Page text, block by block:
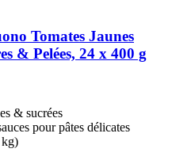
Tomates Jaunes
& Pelées, 24 x 400 g
& sucrées
pour pâtes délicates